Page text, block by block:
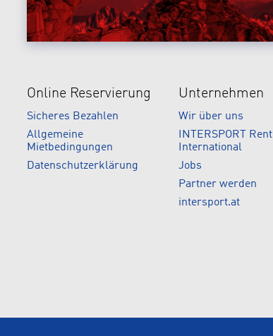
Online Reservierung
Sicheres Bezahlen
Allgemeine
Mietbedingungen
Datenschutzerklärung
Unternehmen
Wir über uns
INTERSPORT Rent
International
Jobs
Partner werden
intersport.at